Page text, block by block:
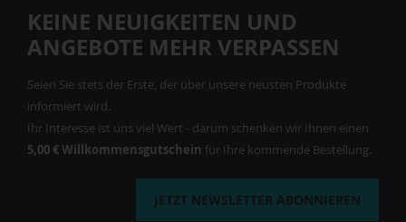
KEINE NEUIGKEITEN UND
ANGEBOTE MEHR VERPASSEN
Seien Sie stets der Erste, der über unsere neusten Produkte
informiert wird.
Ihr Interesse ist uns viel Wert - darum schenken wir Ihnen einen
5,00 € Willkommensgutschein für Ihre kommende Bestellung.
JETZT NEWSLETTER ABONNIEREN